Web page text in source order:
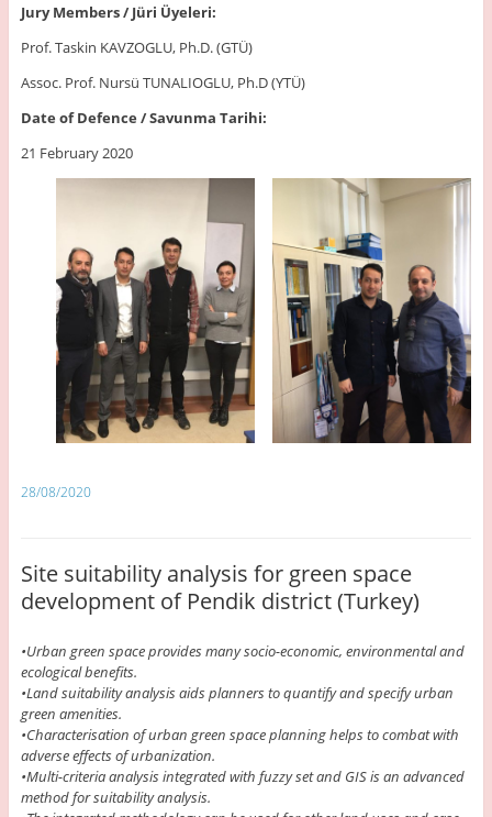
Jury Members / Jüri Üyeleri:
Prof. Taskin KAVZOGLU, Ph.D. (GTÜ)
Assoc. Prof. Nursü TUNALIOGLU, Ph.D (YTÜ)
Date of Defence / Savunma Tarihi:
21 February 2020
28/08/2020
Site suitability analysis for green space
development of Pendik district (Turkey)
•Urban green space provides many socio-economic, environmental and
ecological benefits.
•Land suitability analysis aids planners to quantify and specify urban
green amenities.
•Characterisation of urban green space planning helps to combat with
adverse effects of urbanization.
•Multi-criteria analysis integrated with fuzzy set and GIS is an advanced
method for suitability analysis.